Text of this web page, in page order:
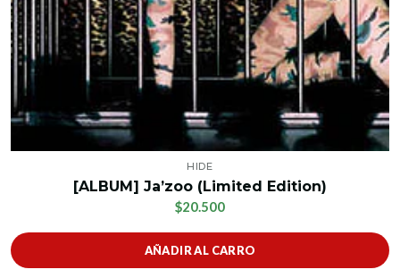
HIDE
[ALBUM] Ja’zoo (Limited Edition)
$20.500
AÑADIR AL CARRO